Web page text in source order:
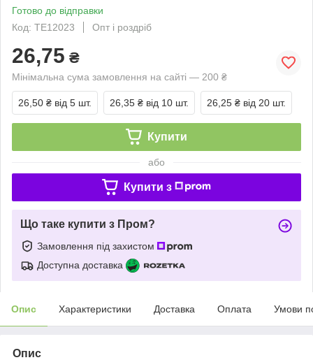
Готово до відправки
Код: ТЕ12023
Опт і роздріб
26,75 ₴
Мінімальна сума замовлення на сайті — 200 ₴
26,50 ₴ від 5 шт. 26,35 ₴ від 10 шт. 26,25 ₴ від 20 шт.
Купити
або
Купити з
Що таке купити з Пром?
Замовлення під захистом
Доступна доставка
Опис Характеристики Доставка Оплата Умови
Опис